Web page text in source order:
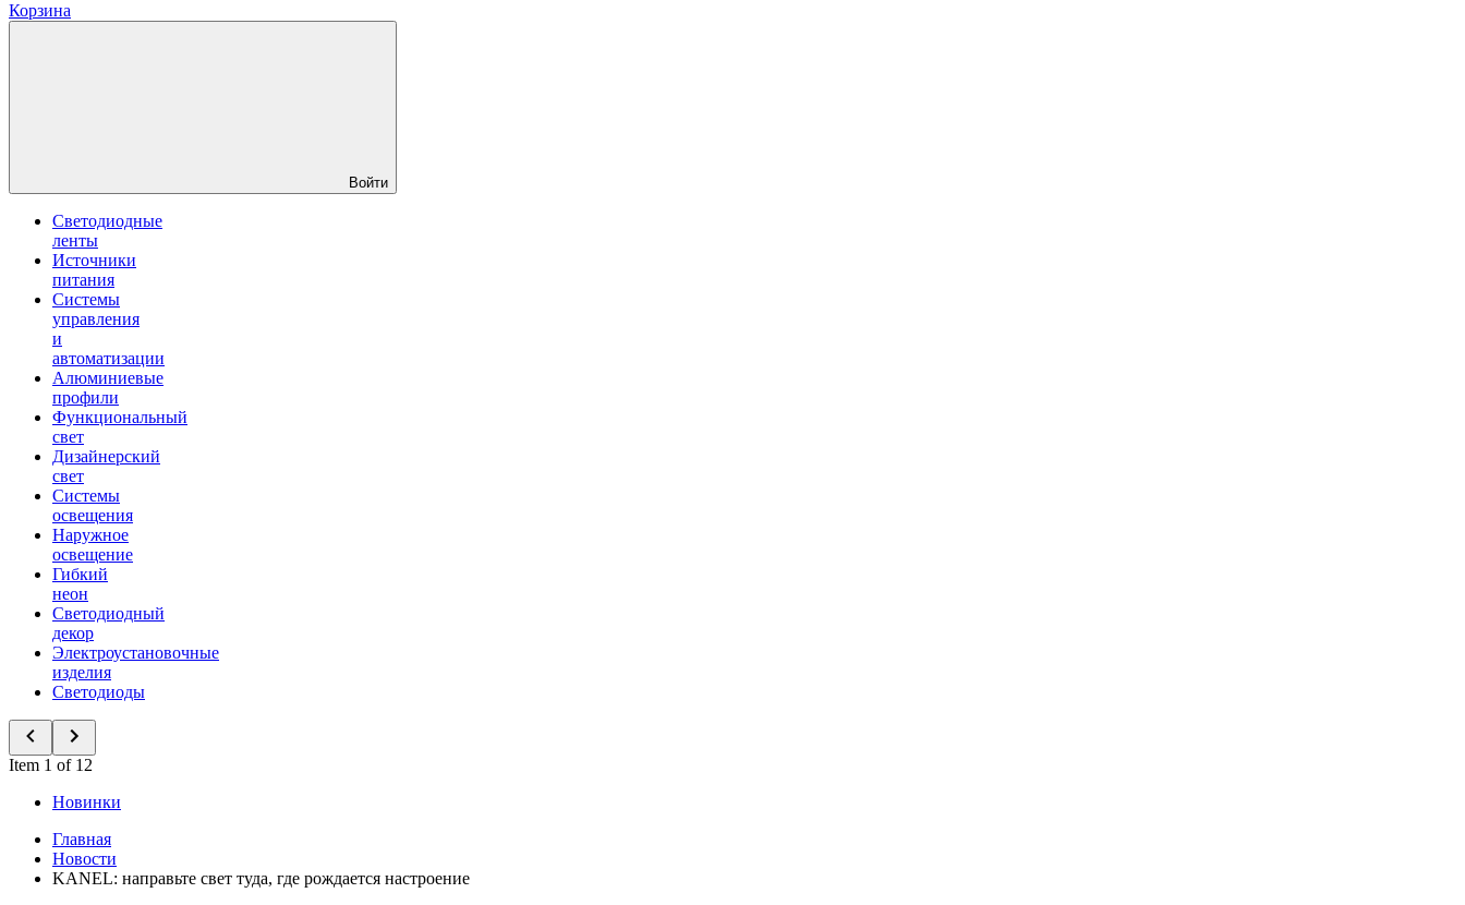
Корзина
Войти
Светодиодные
ленты
Источники
питания
Системы
управления
и
автоматизации
Алюминиевые
профили
Функциональный
свет
Дизайнерский
свет
Системы
освещения
Наружное
освещение
Гибкий
неон
Светодиодный
декор
Электроустановочные
изделия
Светодиоды
Item 1 of 12
Новинки
Главная
Новости
KANEL: направьте свет туда, где рождается настроение